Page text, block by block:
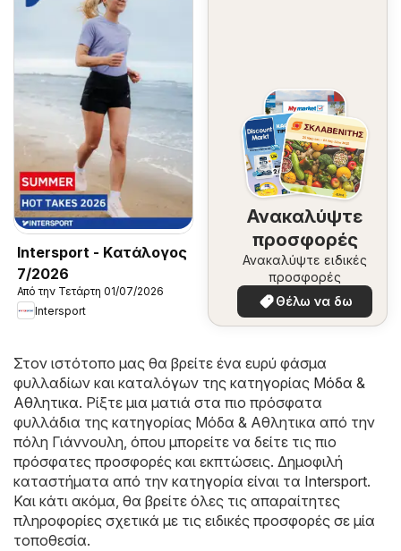
Intersport - Kατάλογος
7/2026
Από την Τετάρτη 01/07/2026
Intersport
Ανακαλύψτε
προσφορές
Ανακαλύψτε ειδικές
προσφορές
Θέλω να δω
Στον ιστότοπο μας θα βρείτε ένα ευρύ φάσμα
φυλλαδίων και καταλόγων της κατηγορίας Μόδα &
Aθλητικα. Ρίξτε μια ματιά στα πιο πρόσφατα
φυλλάδια της κατηγορίας Μόδα & Aθλητικα από την
πόλη Γιάννουλη, όπου μπορείτε να δείτε τις πιο
πρόσφατες προσφορές και εκπτώσεις. Δημοφιλή
καταστήματα από την κατηγορία είναι τα Intersport.
Και κάτι ακόμα, θα βρείτε όλες τις απαραίτητες
πληροφορίες σχετικά με τις ειδικές προσφορές σε μία
τοποθεσία.